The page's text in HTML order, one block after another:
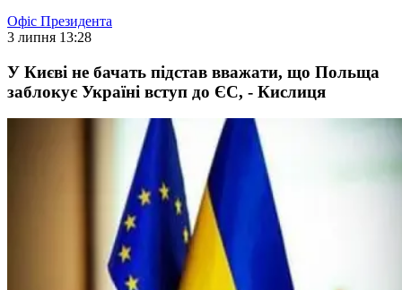
Офіс Президента
3 липня 13:28
У Києві не бачать підстав вважати, що Польща
заблокує Україні вступ до ЄС, - Кислиця